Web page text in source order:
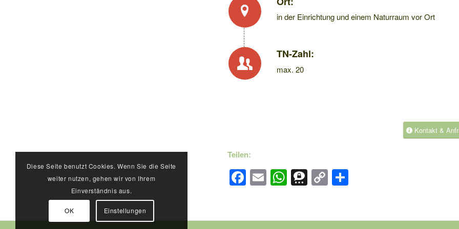
in der Einrichtung und einem Naturraum vor Ort
TN-Zahl:
max. 20
Kontakt &
Teilen:
Facebook
EmailWhatsApp
Threema
Copy
Link
Teilen
Diese Seite benutzt Cookies. Wenn Sie die Seite
weiter nutzen, gehen wir von Ihrem
Einverständnis aus.
OK Einstellungen